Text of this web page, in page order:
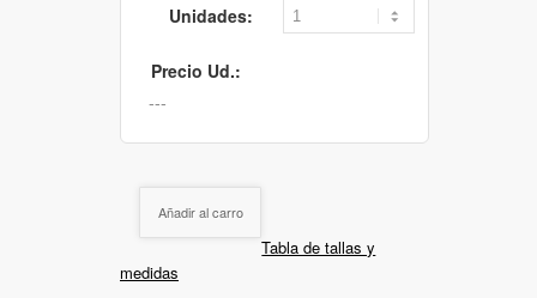
Unidades:
Precio Ud.:
Añadir al carro
Tabla de tallas y
medidas